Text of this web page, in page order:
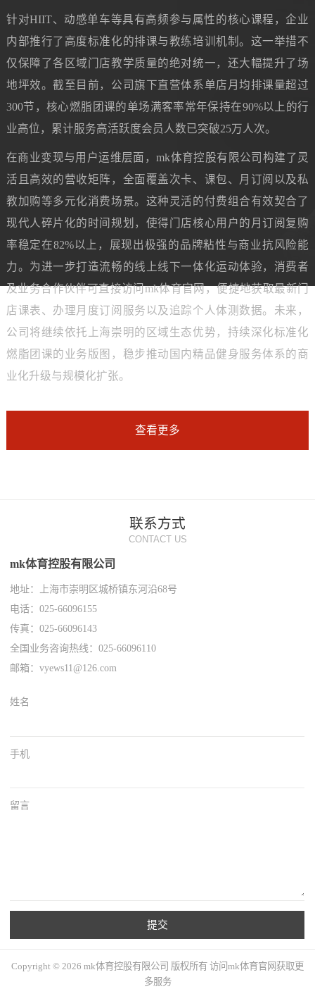
针对HIIT、动感单车等具有高频参与属性的核心课程，企业
内部推行了高度标准化的排课与教练培训机制。这一举措不
仅保障了各区域门店教学质量的绝对统一，还大幅提升了场
地坪效。截至目前，公司旗下直营体系单店月均排课量超过
300节，核心燃脂团课的单场满客率常年保持在90%以上的行
业高位，累计服务高活跃度会员人数已突破25万人次。
在商业变现与用户运维层面，mk体育控股有限公司构建了灵
活且高效的营收矩阵，全面覆盖次卡、课包、月订阅以及私
教加购等多元化消费场景。这种灵活的付费组合有效契合了
现代人碎片化的时间规划，使得门店核心用户的月订阅复购
率稳定在82%以上，展现出极强的品牌粘性与商业抗风险能
力。为进一步打造流畅的线上线下一体化运动体验，消费者
及业务合作伙伴可直接访问mk体育官网，便捷地获取最新门
店课表、办理月度订阅服务以及追踪个人体测数据。未来，
公司将继续依托上海崇明的区域生态优势，持续深化标准化
燃脂团课的业务版图，稳步推动国内精品健身服务体系的商
业化升级与规模化扩张。
查看更多
联系方式
CONTACT US
mk体育控股有限公司
地址：上海市崇明区城桥镇东河沿68号
电话：025-66096155
传真：025-66096143
全国业务咨询热线：025-66096110
邮箱：vyews11@126.com
姓名
手机
留言
提交
Copyright © 2026 mk体育控股有限公司 版权所有 访问mk体育官网获取更
多服务